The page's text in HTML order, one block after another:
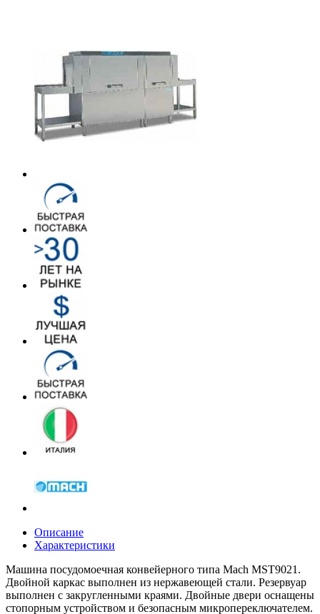
Описание
Характеристики
Машина посудомоечная конвейерного типа Mach MST9021.
Двойной каркас выполнен из нержавеющей стали. Резервуар
выполнен с закругленными краями. Двойные двери оснащены
стопорным устройством и безопасным микропереключателем.